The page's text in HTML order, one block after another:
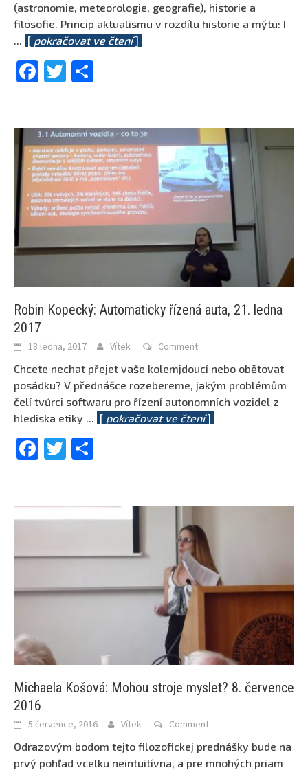
(astronomie, meteorologie, geografie), historie a
filosofie. Princip aktualismu v rozdílu historie a mýtu: I
... [ pokračovat ve čtení]
Facebook
Twitter
Robin Kopecký: Automaticky řízená auta, 21. ledna
2017
18 ledna, 2017 Vítek Comment
Chcete nechat přejet vaše kolemjdoucí nebo obětovat
posádku? V přednášce rozebereme, jakým problémům
čelí tvůrci softwaru pro řízení autonomních vozidel z
hlediska etiky ... [ pokračovat ve čtení]
Facebook
Twitter
Michaela Košová: Mohou stroje myslet? 8. července
2016
5 července, 2016 Vítek Comment
Odrazovým bodom tejto filozofickej prednášky bude na
prvý pohľad vcelku neintuitívna, a pre mnohých priam